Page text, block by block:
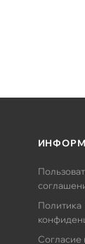
Политика
Согласие